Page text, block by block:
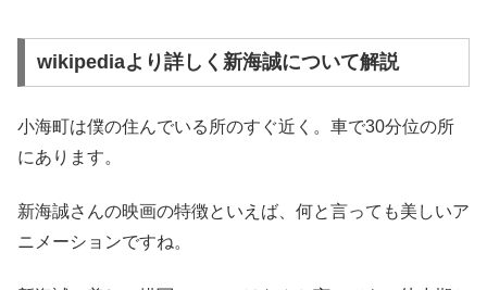
wikipediaより詳しく新海誠について解説
小海町は僕の住んでいる所のすぐ近く。車で30分位の所
にあります。
新海誠さんの映画の特徴といえば、何と言っても美しいア
ニメーションですね。